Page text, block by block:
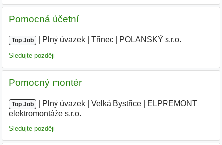
Pomocná účetní
Top Job Plný úvazek Třinec POLANSKÝ s.r.o.
Sledujte později
Pomocný montér
Top Job Plný úvazek Velká Bystřice
ELPREMONT
elektromontáže s.r.o.
Sledujte později